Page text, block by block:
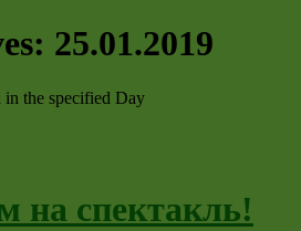
25.01.2019
the specified Day
на спектакль!